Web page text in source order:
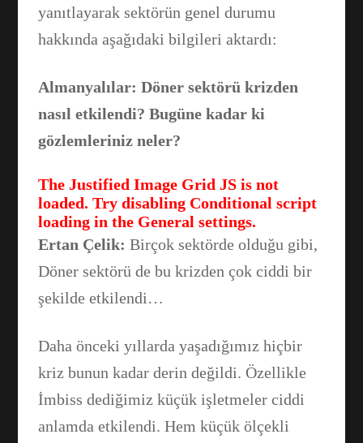
yanıtlayarak sektörün genel durumu
hakkında aşağıdaki bilgileri aktardı:
Almanyalılar: Döner sektörü krizden
nasıl etkilendi? Bugüne kadar ki
gözlemleriniz neler?
The Justified Image Grid JS is not
loaded. Try disabling Conditional script
loading in the General settings.
Ertan Çelik: Birçok sektörde olduğu gibi,
Döner sektörü de bu krizden çok ciddi bir
şekilde etkilendi…
Daha önceki yıllarda yaşadığımız hiçbir
kriz bunun kadar derin değildi. Özellikle
İmbiss dediğimiz küçük işletmeler ciddi
anlamda etkilendi. Hem küçük ölçekli